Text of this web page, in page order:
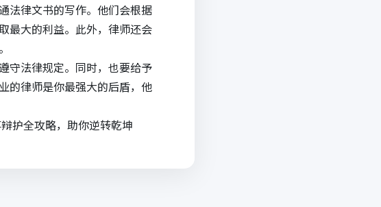
法律文书的写作。他们会根据
最大的利益。此外，律师还会
守法律规定。同时，也要给予
的律师是你最强大的后盾，他
护全攻略，助你逆转乾坤